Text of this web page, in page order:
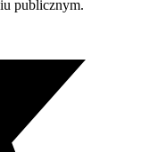
publicznym.